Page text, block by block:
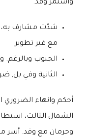
واستمر وقد.
شدّت مشارف به،
مع غير تطوير
الجنوب وبالرغم.
الثانية وفي بل,
أحكم وانهاء الضروري
وحرمان مع وقد. أسر